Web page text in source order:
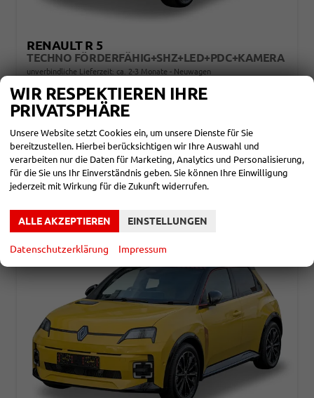
RENAULT R 5
TECHNO FÖRDERFÄHIG+SHZ+LED+PDC+KAMERA
unverbindliche Lieferzeit: ca. 2-3 Monate Neuwagen
Fahrzeugnr. 866004
Automatik
Kraftstoff Elektro
30.080,– €
incl. 19% MwSt.
DETAILS
Stromverbrauch kombiniert:15,20 kWh/100km
Elektrische Reichweite:407 km
CO2-Klasse: A
WIR RESPEKTIEREN IHRE
PRIVATSPHÄRE
Unsere Website setzt Cookies ein, um unsere Dienste für Sie
bereitzustellen. Hierbei berücksichtigen wir Ihre Auswahl und
verarbeiten nur die Daten für Marketing, Analytics und Personalisierung,
für die Sie uns Ihr Einverständnis geben. Sie können Ihre Einwilligung
jederzeit mit Wirkung für die Zukunft widerrufen.
ALLE AKZEPTIEREN EINSTELLUNGEN
Datenschutzerklärung Impressum